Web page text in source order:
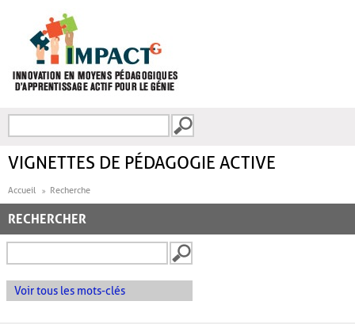
FORMULAIRE DE
VIGNETTES DE PÉDAGOGIE ACTIVE
Accueil Recherche
RECHERCHER
Voir tous les mots-clés